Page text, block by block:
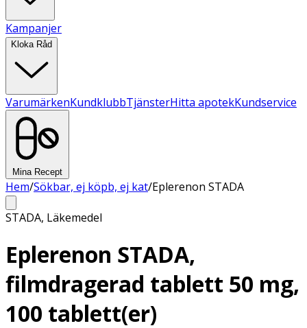
Kampanjer
Kloka Råd
VarumärkenKundklubbTjänsterHitta apotekKundservice
Mina Recept
Hem/Sökbar, ej köpb, ej kat/Eplerenon STADA
STADA, Läkemedel
Eplerenon STADA,
filmdragerad tablett 50 mg,
100 tablett(er)